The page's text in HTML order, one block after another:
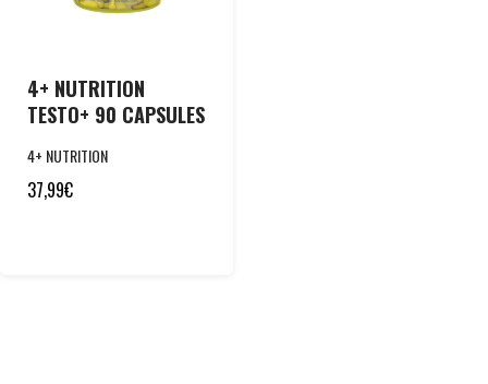
4+ NUTRITION
TESTO+ 90 CAPSULES
4+ NUTRITION
37,99€